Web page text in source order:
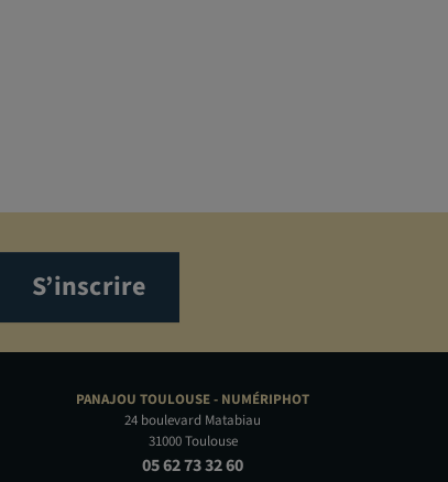
S’inscrire
PANAJOU TOULOUSE - NUMÉRIPHOT
24 boulevard Matabiau
31000 Toulouse
05 62 73 32 60